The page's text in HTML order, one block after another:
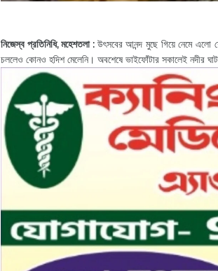
নিজেস্ব প্রতিনিধি, মহেশতলা : উৎসবের আনন্দ মুছে গিয়ে নেমে এলো
চললেও কোনও হদিশ মেলেনি। অবশেষে ভাইফোঁটার সকালেই নদীর